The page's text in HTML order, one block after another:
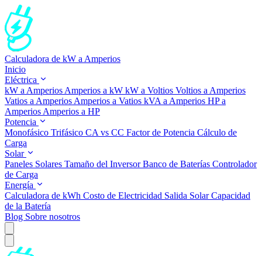
Calculadora de kW a Amperios
Inicio
Eléctrica
kW a Amperios Amperios a kW kW a Voltios Voltios a Amperios
Vatios a Amperios Amperios a Vatios kVA a Amperios HP a
Amperios Amperios a HP
Potencia
Monofásico Trifásico CA vs CC Factor de Potencia Cálculo de
Carga
Solar
Paneles Solares Tamaño del InversorBanco de Baterías Controlador
de Carga
Energía
Calculadora de kWh Costo de Electricidad Salida SolarCapacidad
de la Batería
Blog Sobre nosotros